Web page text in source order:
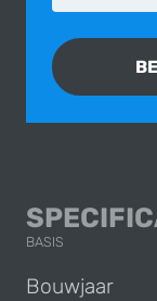
BASIS
Bouwjaar